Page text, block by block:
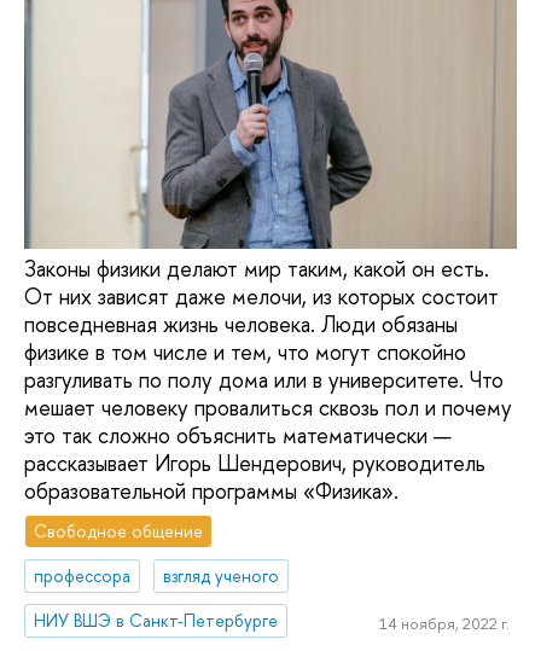
Законы физики делают мир таким, какой он есть.
От них зависят даже мелочи, из которых состоит
повседневная жизнь человека. Люди обязаны
физике в том числе и тем, что могут спокойно
разгуливать по полу дома или в университете. Что
мешает человеку провалиться сквозь пол и почему
это так сложно объяснить математически —
рассказывает Игорь Шендерович, руководитель
образовательной программы «Физика».
Свободное общение
профессора
взгляд ученого
НИУ ВШЭ в Санкт-Петербурге
14 ноября, 2022 г.